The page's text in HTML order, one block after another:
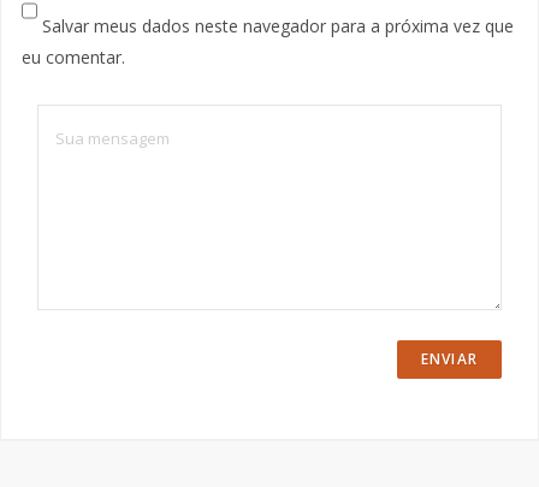
Salvar meus dados neste navegador para a próxima vez que
eu comentar.